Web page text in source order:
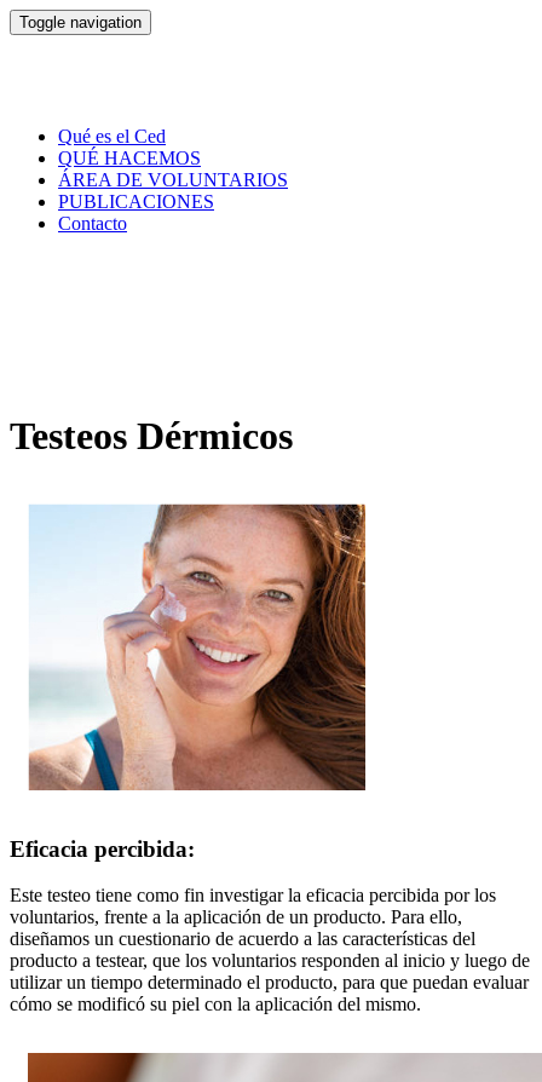
Toggle navigation
Qué es el Ced
QUÉ HACEMOS
ÁREA DE VOLUNTARIOS
PUBLICACIONES
Contacto
Testeos Dérmicos
Eficacia percibida:
Este testeo tiene como fin investigar la eficacia percibida por los
voluntarios, frente a la aplicación de un producto. Para ello,
diseñamos un cuestionario de acuerdo a las características del
producto a testear, que los voluntarios responden al inicio y luego de
utilizar un tiempo determinado el producto, para que puedan evaluar
cómo se modificó su piel con la aplicación del mismo.